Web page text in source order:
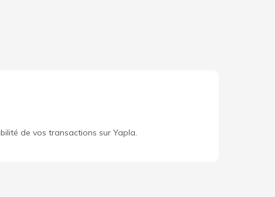
de vos transactions sur Yapla.